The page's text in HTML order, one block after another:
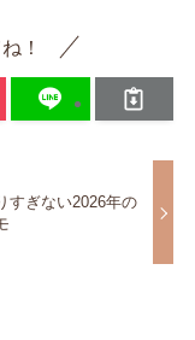
！
すぎない2026年の